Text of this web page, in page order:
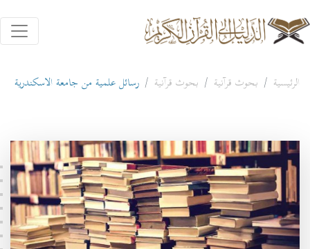
الرئيسية بحوث قرآنية بحوث قرآنية رسائل علمية من جامعة الاسكندرية